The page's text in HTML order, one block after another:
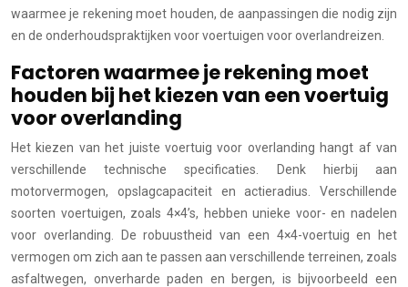
waarmee je rekening moet houden, de aanpassingen die nodig zijn
en de onderhoudspraktijken voor voertuigen voor overlandreizen.
Factoren waarmee je rekening moet
houden bij het kiezen van een voertuig
voor overlanding
Het kiezen van het juiste voertuig voor overlanding hangt af van
verschillende technische specificaties. Denk hierbij aan
motorvermogen, opslagcapaciteit en actieradius. Verschillende
soorten voertuigen, zoals 4×4’s, hebben unieke voor- en nadelen
voor overlanding. De robuustheid van een 4×4-voertuig en het
vermogen om zich aan te passen aan verschillende terreinen, zoals
asfaltwegen, onverharde paden en bergen, is bijvoorbeeld een